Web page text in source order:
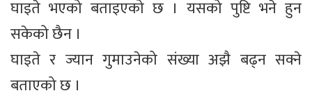
घाइते भएको बताइएको छ । यसको पुष्टि भने हुन
सकेको छैन ।
घाइते र ज्यान गुमाउनेको संख्या अझै बढ्न सक्ने
बताएको छ ।